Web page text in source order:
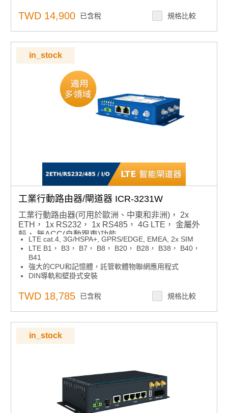
2x ETH
1x RS232， 1x RS485
I/O 1x DI + 1x DO
工作溫度 –40 °C 至 +75 °C，電源 9 至 36 V DC
認證： CE， E8
高級網路、診斷、VPN 支援、防火牆
TWD 14,900 已含稅 規格比較
in_stock
工業行動路由器/閘道器 ICR-3231W
工業行動路由器(可用於歐洲、中東和非洲)， 2x
ETH， 1x RS232， 1x RS485， 4G LTE， 金屬外
殼， 無ACC(自動跟車)功能
LTE cat.4, 3G/HSPA+, GPRS/EDGE, EMEA, 2x SIM
LTE B1， B3， B7， B8， B20， B28， B38， B40，
B41
強大的CPU和記憶體，託管軟體物聯網應用程式
DIN導軌和壁掛式安裝
2x 乙太坊， 1x RS232， 1x RS485， I/O 1x DI + 1x DO
工作溫度 –40 °C 至 +75 °C，電源 9 至 36 V DC
認證： CE， E8
高級網路、診斷、VPN 支援、防火牆
TWD 18,785 已含稅 規格比較
in_stock